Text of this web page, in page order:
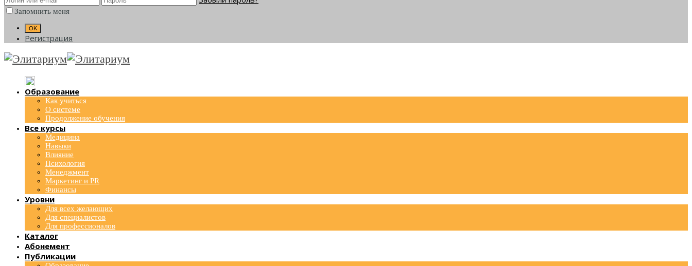
Запомнить меня
Регистрация
Образование
Как учиться
О системе
Продолжение обучения
Все курсы
Медицина
Навыки
Влияние
Психология
Менеджмент
Маркетинг и PR
Финансы
Уровни
Для всех желающих
Для специалистов
Для профессионалов
Каталог
Абонемент
Публикации